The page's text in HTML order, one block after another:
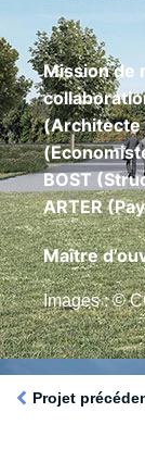
Mission de
(Architecte
BOST
ARTER
Maître
Images : ©
Projet